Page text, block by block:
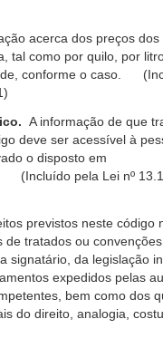
acerca dos preços
tal como por quilo, por
conforme o caso.
A informação de que
deve ser acessível à
o disposto em
pela Lei nº
previstos neste código
de tratados ou
signatário, da legislação
expedidos pelas
bem como dos
do direito, analogia,